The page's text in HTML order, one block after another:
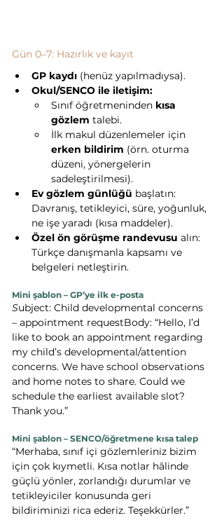
Gün 0–7: Hazırlık ve kayıt
GP kaydı (henüz yapılmadıysa).
Okul/SENCO ile iletişim:
Sınıf öğretmeninden kısa
gözlem talebi.
İlk makul düzenlemeler için
erken bildirim (örn. oturma
düzeni, yönergelerin
sadeleştirilmesi).
Ev gözlem günlüğü başlatın:
Davranış, tetikleyici, süre, yoğunluk,
ne işe yaradı (kısa maddeler).
Özel ön görüşme randevusu alın:
Türkçe danışmanla kapsamı ve
belgeleri netleştirin.
Mini şablon – GP’ye ilk e-posta
Subject: Child developmental concerns
– appointment requestBody: “Hello, I’d
like to book an appointment regarding
my child’s developmental/attention
concerns. We have school observations
and home notes to share. Could we
schedule the earliest available slot?
Thank you.”
Mini şablon – SENCO/öğretmene kısa talep
“Merhaba, sınıf içi gözlemleriniz bizim
için çok kıymetli. Kısa notlar hâlinde
güçlü yönler, zorlandığı durumlar ve
tetikleyiciler konusunda geri
bildiriminizi rica ederiz. Teşekkürler.”